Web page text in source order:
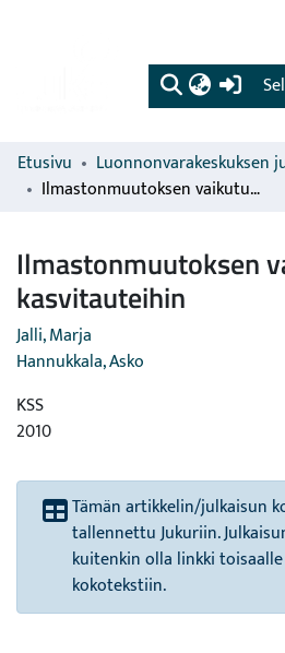
Etusivu
Ilmastonmuutoksen vaikutukset kasvitauteihin
Ilmastonmuutoksen
kasvitauteihin
Jalli, Marja
Hannukkala, Asko
KSS
2010
Tämän artikkelin/julkaisun
tallennettu Jukuriin.
kuitenkin olla linkki
kokotekstiin.